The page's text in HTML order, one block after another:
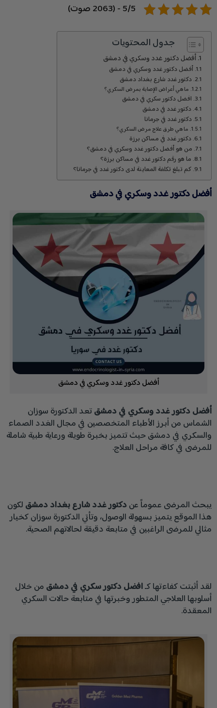
5/5 - (2063 صوت)
جدول المحتويات
أفضل دكتور غدد وسكري في دمشق
أفضل دكتور غدد وسكري في دمشق
دكتور غدد شارع بغداد دمشق
ما هي أعراض الإصابة بمرض السكري؟
افضل دكتور سكري في دمشق
دكتور غدد في دمشق
دكتور غدد في جرمانا
ما هي طرق علاج مرض السكري؟
دكتور غدد في مساكن برزة
من هو أفضل دكتور غدد وسكري في دمشق؟
ما هو رقم دكتور غدد في مساكن برزة؟
كم تبلغ تكلفة المعاينة لدى دكتور غدد في جرمانا؟
أفضل دكتور غدد وسكري في دمشق
أفضل دكتور غدد وسكري في دمشق
أفضل دكتور غدد وسكري في دمشقتعد الدكتورة سوزان
الشماس من أبرز الأطباء المتخصصين في مجال الغدد الصماء
والسكري في دمشق حيث تتميز بخبرة طويلة ورعاية طبية شاملة
للمرضى في كافة مراحل العلاج.
يبحث المرضى عموماً عن دكتور غدد شارع بغداد دمشق لكون
هذا الموقع يتميز بسهولة الوصول، وتأتي الدكتورة سوزان كخيار
مثالي للمرضى الراغبين في متابعة دقيقة لحالاتهم الصحية.
لقد أثبتت كفاءتها كـافضل دكتور سكري في دمشق من خلال
أسلوبها العلاجي المتطور وخبرتها في متابعة حالات السكري
المعقدة.